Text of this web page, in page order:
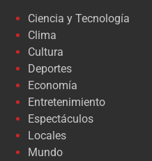
Ciencia y Tecnología
Clima
Cultura
Deportes
Economía
Entretenimiento
Espectáculos
Locales
Mundo